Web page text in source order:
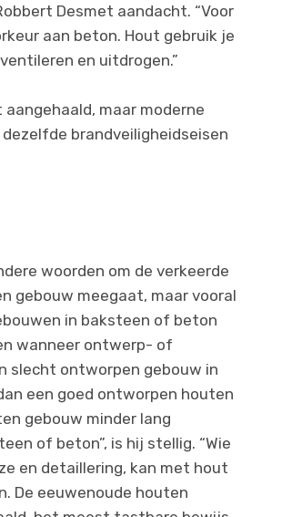
Desmet aandacht. “Voor
aan beton. Hout gebruik je
en uitdrogen.”
maar moderne
brandveiligheidseisen
woorden om de verkeerde
gebouw meegaat, maar vooral
in baksteen of beton
wanneer ontwerp- of
slecht ontworpen gebouw in
een goed ontworpen houten
gebouw minder lang
of beton”, is hij stellig. “Wie
en detaillering, kan met hout
De eeuwenoude houten